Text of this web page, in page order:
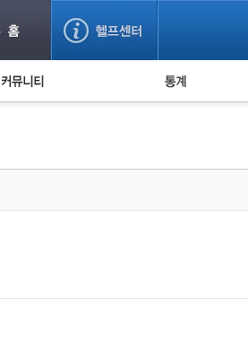
사기 예방했어요! 누적 피해사례 통계